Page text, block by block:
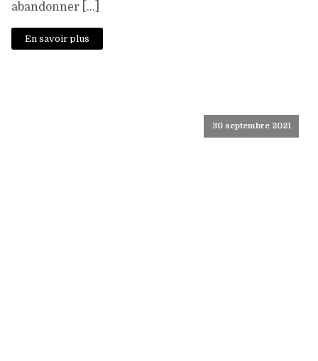
abandonner […]
En savoir plus
30 septembre 2021